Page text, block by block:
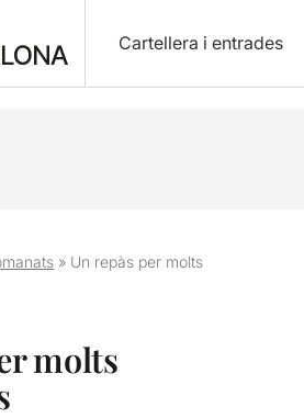
Cartellera i entrades
» Un repàs per molts
molts